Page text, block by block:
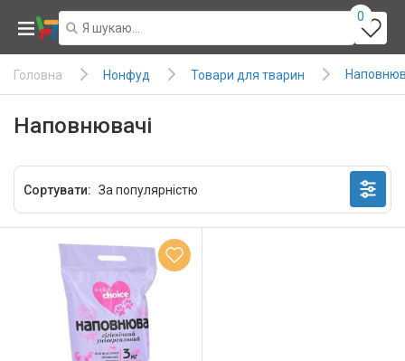
0
Головна Нонфуд Товари для тварин
Наповнювачі
Сортувати: